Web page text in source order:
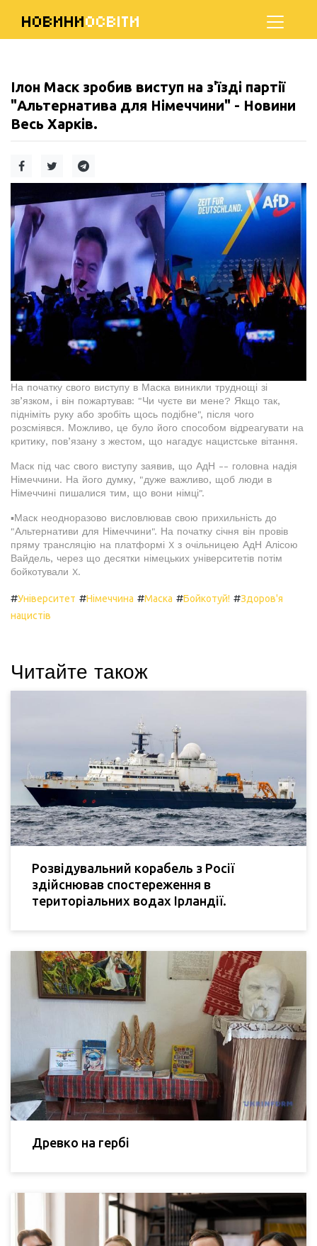
НОВИНИОСВІТИ
Ілон Маск зробив виступ на з'їзді партії
"Альтернатива для Німеччини" - Новини
Весь Харків.
На початку свого виступу в Маска виникли труднощі зі
зв’язком, і він пожартував: "Чи чуєте ви мене? Якщо так,
підніміть руку або зробіть щось подібне", після чого
розсміявся. Можливо, це було його способом відреагувати на
критику, пов’язану з жестом, що нагадує нацистське вітання.
Маск під час свого виступу заявив, що АдН -- головна надія
Німеччини. На його думку, "дуже важливо, щоб люди в
Німеччині пишалися тим, що вони німці".
▪️Маск неодноразово висловлював свою прихильність до
"Альтернативи для Німеччини". На початку січня він провів
пряму трансляцію на платформі X з очільницею АдН Алісою
Вайдель, через що десятки німецьких університетів потім
бойкотували X.
#Університет #Німеччина #Маска #Бойкотуй! #Здоров'я
нацистів
Читайте також
Розвідувальний корабель з Росії
здійснював спостереження в
територіальних водах Ірландії.
Древко на гербі